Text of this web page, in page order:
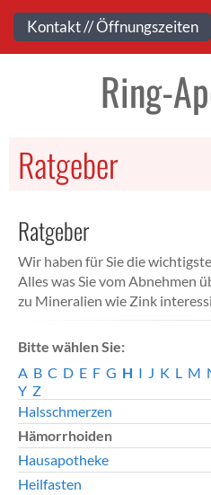
Kontakt
Ring-
Ratgeber
Ratgeber
Wir haben für Sie die
Alles was Sie vom Abnehmen
zu Mineralien wie Zink
Bitte wählen Sie:
A B C D E F G H I J K L M
Y Z
Halsschmerzen
Hämorrhoiden
Hausapotheke
Heilfasten
Kontakt // Öffnungszeiten